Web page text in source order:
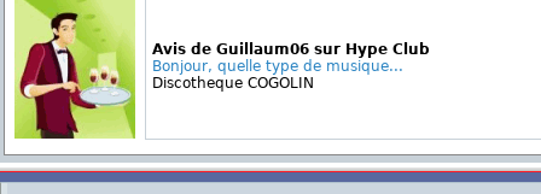
Avis de Guillaum06 sur Hype Club
Bonjour, quelle type de musique...
Discotheque COGOLIN